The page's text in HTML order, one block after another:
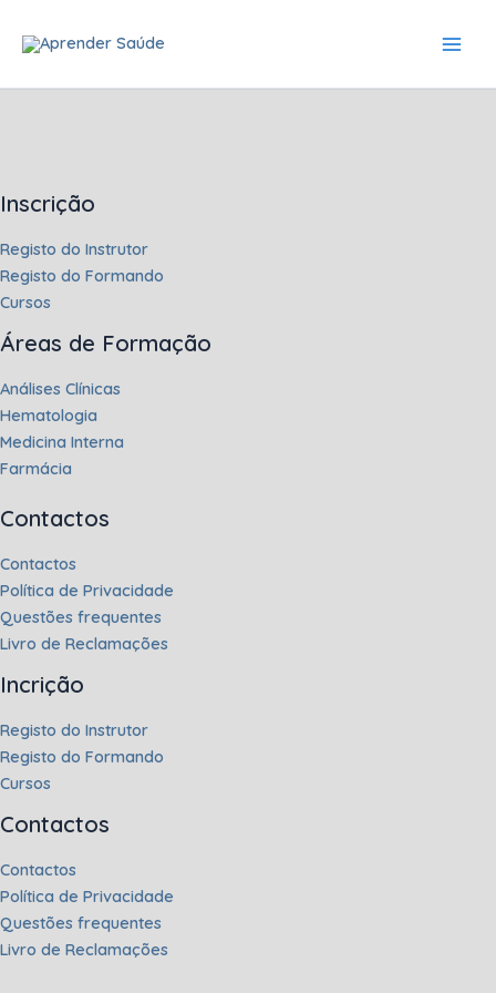
Inscrição
Registo do Instrutor
Registo do Formando
Cursos
Áreas de Formação
Análises Clínicas
Hematologia
Medicina Interna
Farmácia
Contactos
Contactos
Política de Privacidade
Questões frequentes
Livro de Reclamações
Incrição
Registo do Instrutor
Registo do Formando
Cursos
Contactos
Contactos
Política de Privacidade
Questões frequentes
Livro de Reclamações